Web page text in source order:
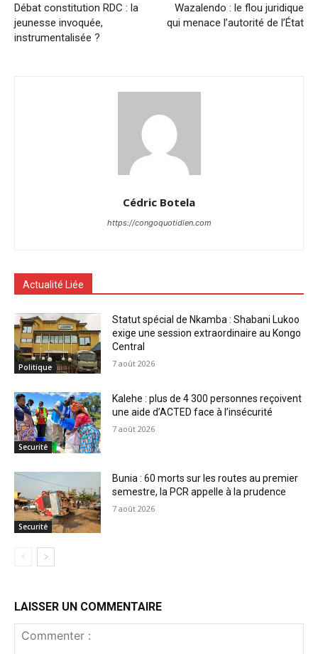
Débat constitution RDC : la
jeunesse invoquée,
instrumentalisée ?
Wazalendo : le flou juridique
qui menace l’autorité de l’État
Cédric Botela
https://congoquotidien.com
Actualité Liée
Politique
Statut spécial de Nkamba : Shabani Lukoo
exige une session extraordinaire au Kongo
Central
7 août 2026
Securité
Kalehe : plus de 4 300 personnes reçoivent
une aide d’ACTED face à l’insécurité
7 août 2026
Securité
Bunia : 60 morts sur les routes au premier
semestre, la PCR appelle à la prudence
7 août 2026
LAISSER UN COMMENTAIRE